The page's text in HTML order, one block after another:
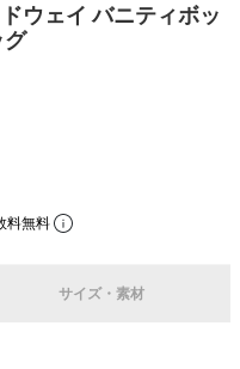
ウェイ バニティボッ
グ
料無料
サイズ・素材